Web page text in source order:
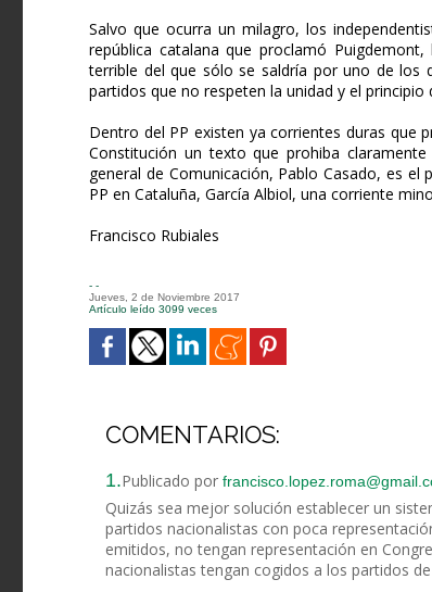
Salvo que ocurra un milagro, los
república catalana que proclamó
terrible del que sólo se saldría por uno de los
partidos que no respeten la unidad y el principio
Dentro del PP existen ya corrientes duras que
Constitución un texto que prohiba
general de Comunicación, Pablo Casado, es
PP en Cataluña, García Albiol, una corriente
Francisco Rubiales
- -
Jueves, 2 de Noviembre 2017
Artículo leído 3099 veces
COMENTARIOS:
1.Publicado por
Quizás sea mejor solución establecer un
partidos nacionalistas con poca
emitidos, no tengan representación en
nacionalistas tengan cogidos a los partidos